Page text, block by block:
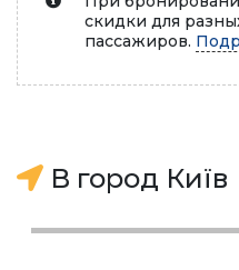
скидки для
пассажиров.
В город Київ